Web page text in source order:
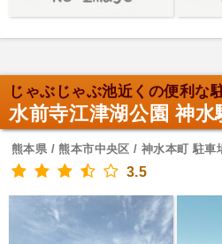
じゃぶじゃぶ池近くの便利な
水前寺江津湖公園 神水
熊本県 / 熊本市中央区 / 神水本町 駐車
3.5